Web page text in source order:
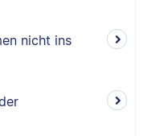
nicht ins